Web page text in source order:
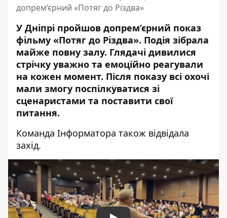
допрем’єрний «Потяг до Різдва»
У Дніпрі пройшов допрем’єрний показ
фільму «Потяг до Різдва». Подія зібрала
майже повну залу. Глядачі дивилися
стрічку уважно та емоційно реагували
на кожен момент. Після показу всі охочі
мали змогу поспілкуватися зі
сценаристами та поставити свої
питання.
Команда Інформатора також відвідала
захід.